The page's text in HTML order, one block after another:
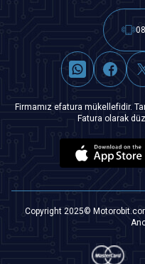
Firmamız efatura mükellefidir.
Fatura olarak
Copyright 2025©